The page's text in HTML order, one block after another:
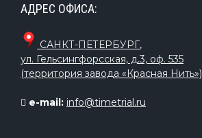
АДРЕС ОФИСА:
САНКТ-ПЕТЕРБУРГ,
ул. Гельсингфорсская, д.3, оф. 535
(территория завода «Красная Нить»)
e-mail: info@timetrial.ru